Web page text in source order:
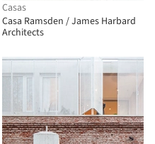
Casas
Casa Ramsden / James Harbard
Architects